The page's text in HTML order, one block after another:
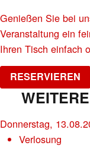
Genießen Sie bei
Veranstaltung ein
Ihren Tisch einfach
RESERVIEREN
Donnerstag,
Verlosung